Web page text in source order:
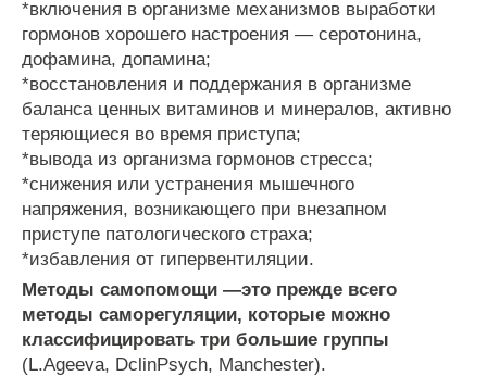
*включения в организме механизмов выработки
гормонов хорошего настроения — серотонина,
дофамина, допамина;
*восстановления и поддержания в организме
баланса ценных витаминов и минералов, активно
теряющиеся во время приступа;
*вывода из организма гормонов стресса;
*снижения или устранения мышечного
напряжения, возникающего при внезапном
приступе патологического страха;
*избавления от гипервентиляции.
Методы самопомощи —это прежде всего
методы саморегуляции, которые можно
классифицировать три большие группы
(L.Ageeva, DclinPsych, Manchester).